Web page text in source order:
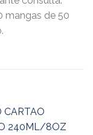
mangas de 50